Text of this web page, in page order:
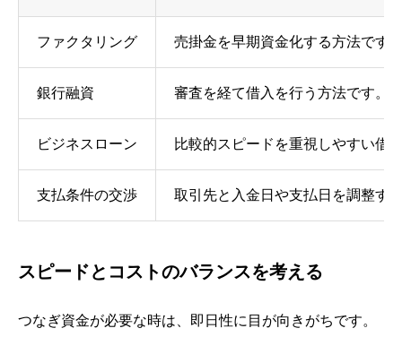
ファクタリング 売掛金を早期資金化する方法です
銀行融資 審査を経て借入を行う方法です。
ビジネスローン 比較的スピードを重視しやすい借
支払条件の交渉 取引先と入金日や支払日を調整す
スピードとコストのバランスを考える
つなぎ資金が必要な時は、即日性に目が向きがちです。